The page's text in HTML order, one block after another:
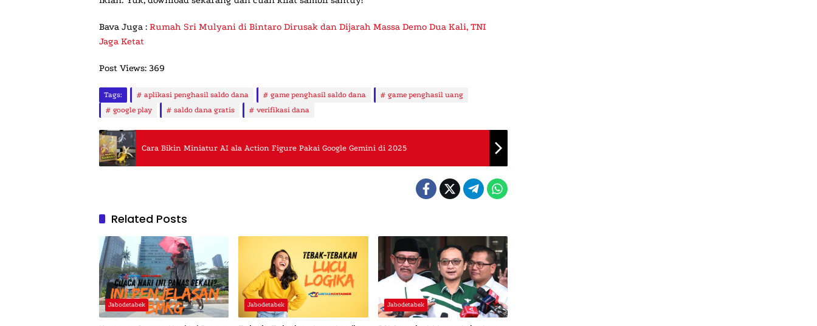
Bava Juga : Rumah Sri Mulyani di Bintaro Dirusak dan Dijarah Massa Demo Dua Kali, TNI
Jaga Ketat
Post Views: 369
Tags: aplikasi penghasil saldo dana game penghasil saldo dana
game penghasil uang
google play
saldo dana gratis verifikasi dana
Cara Bikin Miniatur AI ala Action Figure Pakai Google Gemini di 2025
Related Posts
Jabodetabek Jabodetabek Jabodetabek